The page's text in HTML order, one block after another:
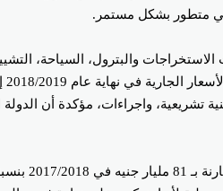
متطور بشكل مستمر.
والبترول، السياحة، التشييد